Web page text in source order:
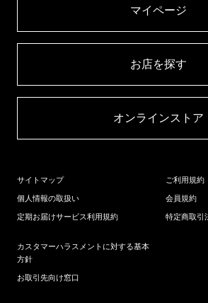
マイページ​
お店を探す​
オンラインストア​
サイトマップ
個人情報の取扱い
定期お届けサービス利用規約
ご利用規約
会員規約
特定商取引
カスタマーハラスメントに対する基本
方針
お取引先向け窓口